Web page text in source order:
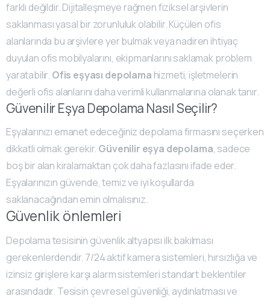
farklı değildir. Dijitalleşmeye rağmen fiziksel arşivlerin
saklanması yasal bir zorunluluk olabilir. Küçülen ofis
alanlarında bu arşivlere yer bulmak veya nadiren ihtiyaç
duyulan ofis mobilyalarını, ekipmanlarını saklamak problem
yaratabilir. Ofis eşyası depolama hizmeti, işletmelerin
değerli ofis alanlarını daha verimli kullanmalarına olanak tanır.
Güvenilir Eşya Depolama Nasıl Seçilir?
Eşyalarınızı emanet edeceğiniz depolama firmasını seçerken
dikkatli olmak gerekir. Güvenilir eşya depolama, sadece
boş bir alan kiralamaktan çok daha fazlasını ifade eder.
Eşyalarınızın güvende, temiz ve iyi koşullarda
saklanacağından emin olmalısınız.
Güvenlik önlemleri
Depolama tesisinin güvenlik altyapısı ilk bakılması
gerekenlerdendir. 7/24 aktif kamera sistemleri, hırsızlığa ve
izinsiz girişlere karşı alarm sistemleri standart beklentiler
arasındadır. Tesisin çevresel güvenliği, aydınlatması ve